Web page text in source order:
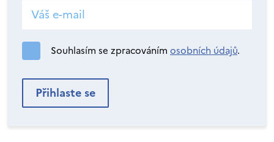
Souhlasím se zpracováním osobních údajů.